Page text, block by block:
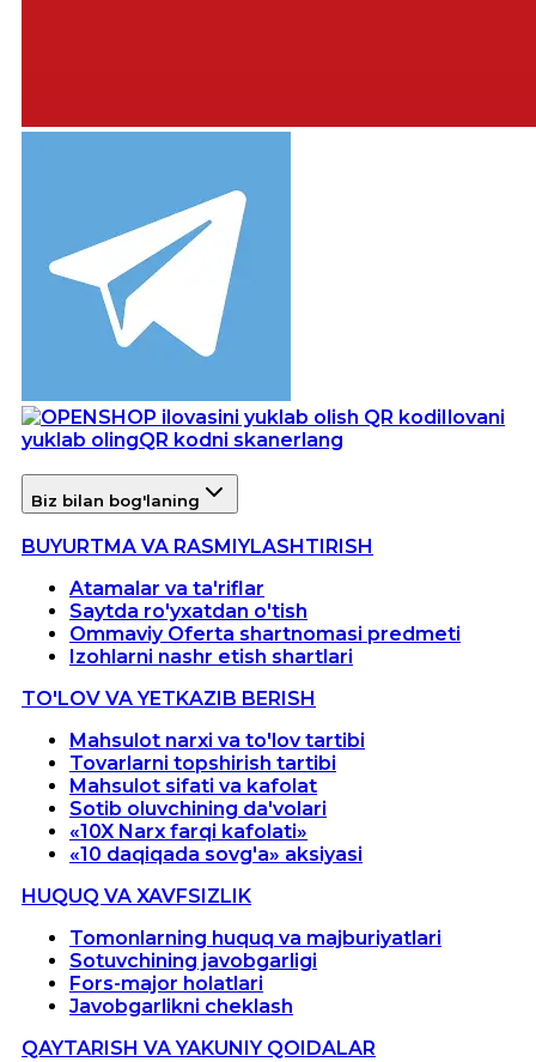
Ilovani
yuklab olingQR kodni skanerlang
Biz bilan bog'laning
BUYURTMA VA RASMIYLASHTIRISH
Atamalar va ta'riflar
Saytda ro'yxatdan o'tish
Ommaviy Oferta shartnomasi predmeti
Izohlarni nashr etish shartlari
TO'LOV VA YETKAZIB BERISH
Mahsulot narxi va to'lov tartibi
Tovarlarni topshirish tartibi
Mahsulot sifati va kafolat
Sotib oluvchining da'volari
«10X Narx farqi kafolati»
«10 daqiqada sovg'a» aksiyasi
HUQUQ VA XAVFSIZLIK
Tomonlarning huquq va majburiyatlari
Sotuvchining javobgarligi
Fors-major holatlari
Javobgarlikni cheklash
QAYTARISH VA YAKUNIY QOIDALAR